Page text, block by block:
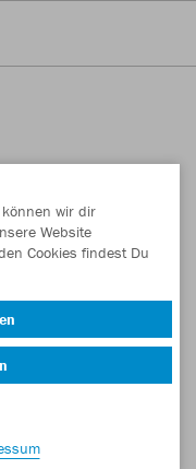
wir dir
Website
Cookies findest Du